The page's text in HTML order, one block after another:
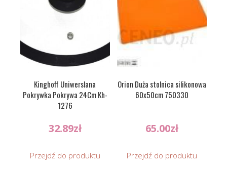
Kinghoff Uniwerslana
Pokrywka Pokrywa 24Cm Kh-
1276
32.89zł
Przejdź do produktu
Orion Duża stolnica silikonowa
60x50cm 750330
65.00zł
Przejdź do produktu